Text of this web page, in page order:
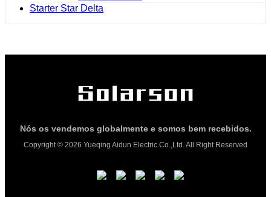
Starter Star Delta
Nós os vendemos globalmente e somos bem recebidos.
Copyright © 2026 Yueqing Aidun Electric Co.,Ltd. All Right Reserved